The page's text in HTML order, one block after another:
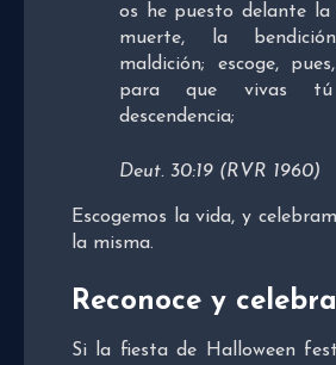
os he puesto delante
muerte, la
maldición; escoge,
para que vivas
descendencia;
Deut. 30:19 (RVR 1960)
Escogemos la vida, y
la misma.
Reconoce y
Si la fiesta de Halloween